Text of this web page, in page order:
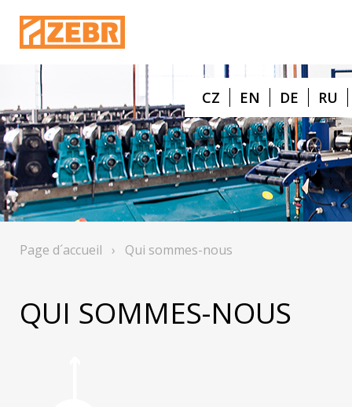
CZ EN DE RU
Page d´accueil › Qui sommes-nous
QUI SOMMES-NOUS